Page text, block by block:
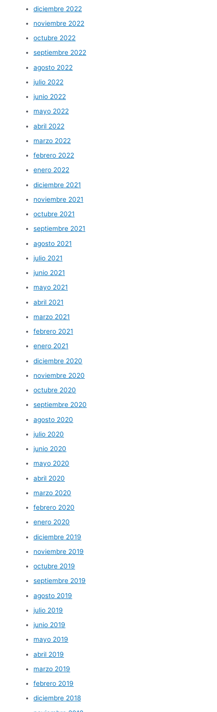
diciembre 2022
noviembre 2022
octubre 2022
septiembre 2022
agosto 2022
julio 2022
junio 2022
mayo 2022
abril 2022
marzo 2022
febrero 2022
enero 2022
diciembre 2021
noviembre 2021
octubre 2021
septiembre 2021
agosto 2021
julio 2021
junio 2021
mayo 2021
abril 2021
marzo 2021
febrero 2021
enero 2021
diciembre 2020
noviembre 2020
octubre 2020
septiembre 2020
agosto 2020
julio 2020
junio 2020
mayo 2020
abril 2020
marzo 2020
febrero 2020
enero 2020
diciembre 2019
noviembre 2019
octubre 2019
septiembre 2019
agosto 2019
julio 2019
junio 2019
mayo 2019
abril 2019
marzo 2019
febrero 2019
diciembre 2018